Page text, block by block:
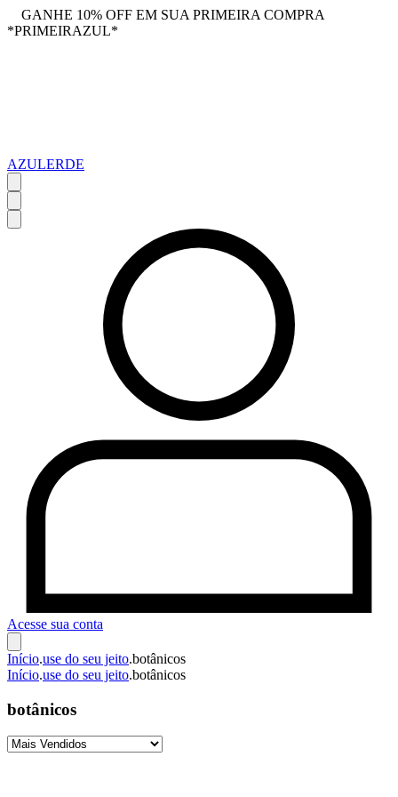
GANHE 10% OFF EM SUA PRIMEIRA COMPRA
*PRIMEIRAZUL*
AZULERDE
Acesse sua conta
Início.use do seu jeito.botânicos
Início.use do seu jeito.botânicos
botânicos